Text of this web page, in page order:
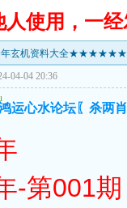
使用，一
玄机资料大全★★★★★★
04-04 20:36
鸿运心水论坛〖杀
-第001